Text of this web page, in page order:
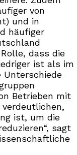
von
und in
häufiger
dass die
ist als im
Unterschiede
Betrieben mit
verdeutlichen,
ist, um die
sagt